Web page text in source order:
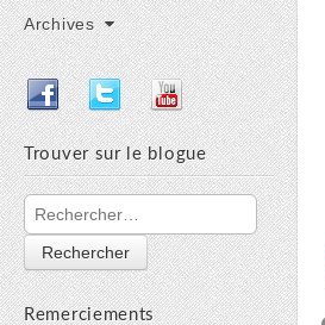
Archives
Trouver sur le blogue
Rechercher :
Remerciements